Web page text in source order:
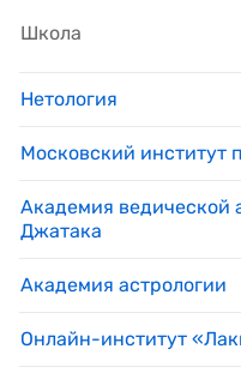
Школа
Нетология
Московский институт
Академия ведической
Джатака
Академия астрологии
Онлайн-институт